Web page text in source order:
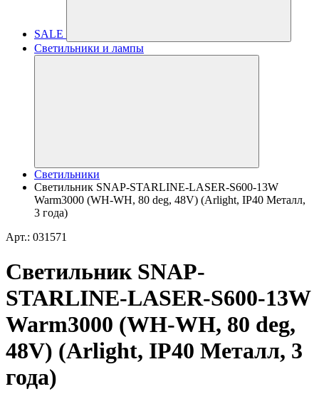
SALE
Светильники и лампы
Светильники
Светильник SNAP-STARLINE-LASER-S600-13W
Warm3000 (WH-WH, 80 deg, 48V) (Arlight, IP40 Металл,
3 года)
Арт.: 031571
Светильник SNAP-
STARLINE-LASER-S600-13W
Warm3000 (WH-WH, 80 deg,
48V) (Arlight, IP40 Металл, 3
года)